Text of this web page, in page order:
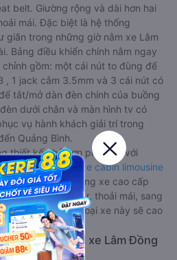
belt. Giường rộng và dài hơn hai
mái. Đặc biệt là hệ thống
giãn trong những giờ nằm xe Lâm
Bảng điều khiển chính nằm ngay
gồm: một cái nút to đùng để
, 1 jack cắm 3.5mm và 3 cái nút có
tắt/mở dàn đèn chính của buồng
dưới chân và màn hình tv có
vụ hành khách giải trí trong
Quảng Bình.
thiết kế nhỏ hơn phù hợp với
nhỏ nhắn. Dòng
xe cabin limousine
này đang là dòng xe cao cấp
chọn vì sự riêng tư, thoải mái, sang
giá thành của loại xe này sẽ cao
đánh giá nhà xe Lâm Đồng